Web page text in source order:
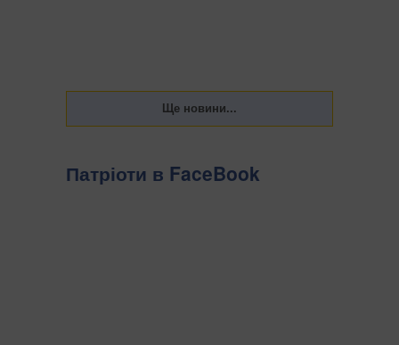
Патріоти в FaceBook